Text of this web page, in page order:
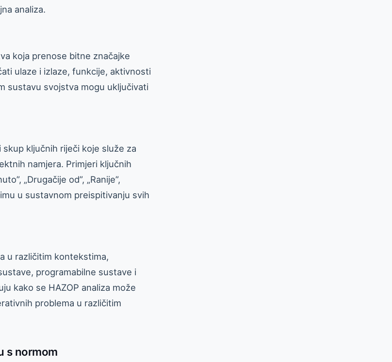
analiza.
koja prenose bitne značajke
ulaze i izlaze, funkcije, aktivnosti
sustavu svojstva mogu uključivati
ključnih riječi koje služe za
namjera. Primjeri ključnih
„Drugačije od”, „Ranije”,
timu u sustavnom preispitivanju svih
u različitim kontekstima,
programabilne sustave i
kako se HAZOP analiza može
problema u različitim
s normom